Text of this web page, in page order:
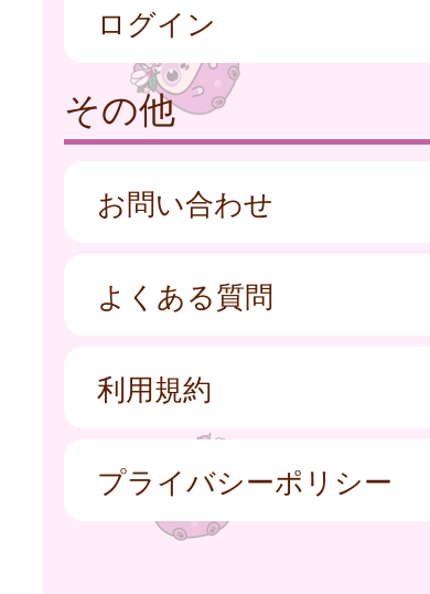
ログイン
その他
お問い合わせ
よくある質問
利用規約
プライバシーポリシー